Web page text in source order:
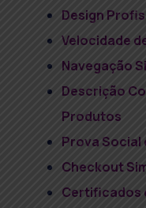
Design
Velocidade
Navegação
Descrição
Produtos
Prova Social
Checkout
Certificados